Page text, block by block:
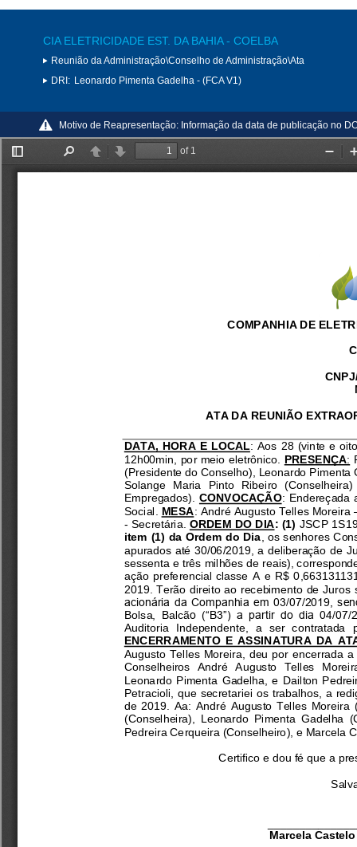
CIA ELETRICIDADE EST. DA BAHIA - COELBA
Reunião da Administração\Conselho de Administração\Ata
DRI: Leonardo Pimenta Gadelha - (FCA V1)
Motivo de Reapresentação: Informação da data de publicação no